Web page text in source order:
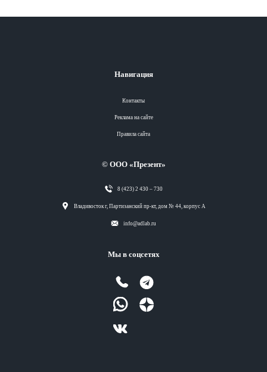
Навигация
Контакты
Реклама на сайте
Правила сайта
© ООО «Презент»
8 (423) 2 430 – 730
Владивосток г, Партизанский пр-кт, дом № 44, корпус А
info@adlab.ru
Мы в соцсетях